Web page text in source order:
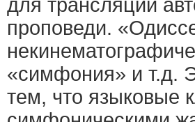
для трансляции
проповеди.
«симфония» и т.д.
тем, что языковые